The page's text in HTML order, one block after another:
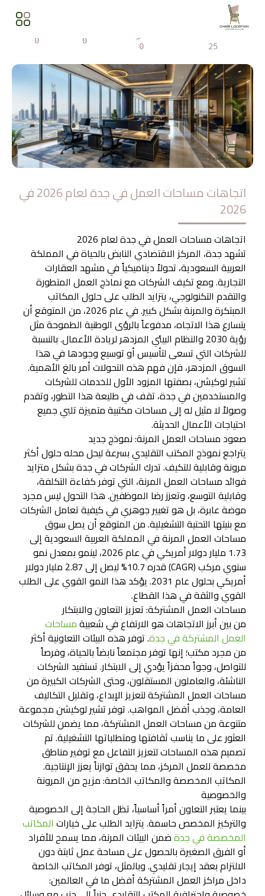
25
0
0
0
اتجاهات مساحات العمل في جدة لعام 2026 في
2026
اتجاهات مساحات العمل في جدة لعام 2026
تشهد جدة، المركز الاقتصادي النابض بالحياة في المملكة
العربية السعودية، تحولاً ديناميكياً في مشهد العقارات
التجارية. ومع تكيف الشركات مع نماذج العمل المتطورة
والتقدم التكنولوجي، يتزايد الطلب على حلول المكاتب
المبتكرة والمرنة بشكل كبير. في عام 2026، من المتوقع أن
يتسارع هذا الاتجاه، مدفوعاً بالرؤى الوطنية الطموحة مثل
رؤية 2030 والنظام البيئي المزدهر لريادة الأعمال. بالنسبة
للشركات التي تسعى لتأسيس أو توسيع وجودها في هذا
السوق المزدهر، فإن فهم هذه التحولات أمر بالغ الأهمية.
تشير لوكيشن، بصفتها المزود الأول للخدمات للشركات
والمستخدمين في جدة، تقف في طليعة هذا التطور، وتقدم
وصولاً لا مثيل له إلى مساحات مكتبية متميزة تلبي جميع
احتياجات الأعمال الحديثة.
صعود مساحات العمل المرنة: نموذج جديد
يتراجع نموذج المكتب التقليدي بسرعة ليحل محله حلول أكثر
مرونة وقابلية للتكيف. تدرك الشركات في جدة بشكل متزايد
فوائد مساحات العمل المرنة، التي توفر كفاءة التكلفة،
وقابلية التوسع، وتعزز رضا الموظفين. هذا التحول ليس مجرد
موضة عابرة، بل هو تغيير جوهري في كيفية تعامل الشركات
مع بنيتها التحتية التشغيلية. من المتوقع أن يصل سوق
مساحات العمل المرنة في المملكة العربية السعودية إلى
1.73 مليار دولار أمريكي في عام 2026، لينمو بمعدل نمو
سنوي مركب (CAGR) قدره 10.7% ليصل إلى 2.87 مليار دولار
أمريكي بحلول عام 2031. يؤكد هذا النمو القوي على الطلب
القوي والثقة في هذا القطاع.
مساحات العمل المشتركة: تعزيز التعاون والابتكار
من بين أبرز الاتجاهات هو الارتفاع في شعبيةمساحات
العمل المشتركة في جدة. توفر هذه البيئات التعاونية أكثر
من مجرد مكتب؛ إنها توفر مجتمعاً نابضاً بالحياة، وفرصاً
للتواصل، وجواً محفزاً يؤدي إلى الابتكار. تستفيد الشركات
الناشئة، والعاملون المستقلون، وحتى الشركات الكبيرة من
مساحات العمل المشتركة لتعزيز الإبداع، وتقليل التكاليف
العامة، وجذب أفضل المواهب. توفر تشير لوكيشن مجموعة
متنوعة من مساحات العمل المشتركة، مما يضمن للشركات
العثور على ما يناسب ثقافتها ومتطلباتها التشغيلية. تم
تصميم هذه المساحات لتعزيز التفاعل مع توفير مناطق
مخصصة للعمل المركز، مما يحقق توازناً يعزز الإنتاجية.
المكاتب المخصصة والمكاتب الخاصة: مزيج من المرونة
والخصوصية
بينما يعتبر التعاون أمراً أساسياً، تظل الحاجة إلى الخصوصية
والتركيز المخصص حاسمة. يتزايد الطلب على خيارات المكاتب
المخصصة في جدةضمن البيئات المرنة، مما يسمح للأفراد
أو الفرق الصغيرة بالحصول على مساحة عمل ثابتة دون
الالتزام بعقد إيجار تقليدي. وبالمثل، توفر المكاتب الخاصة
داخل مراكز العمل المشتركة أفضل ما في العالمين: